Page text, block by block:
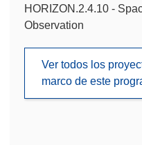
HORIZON.2.4.10 -
Observation
Ver todos los
marco de este